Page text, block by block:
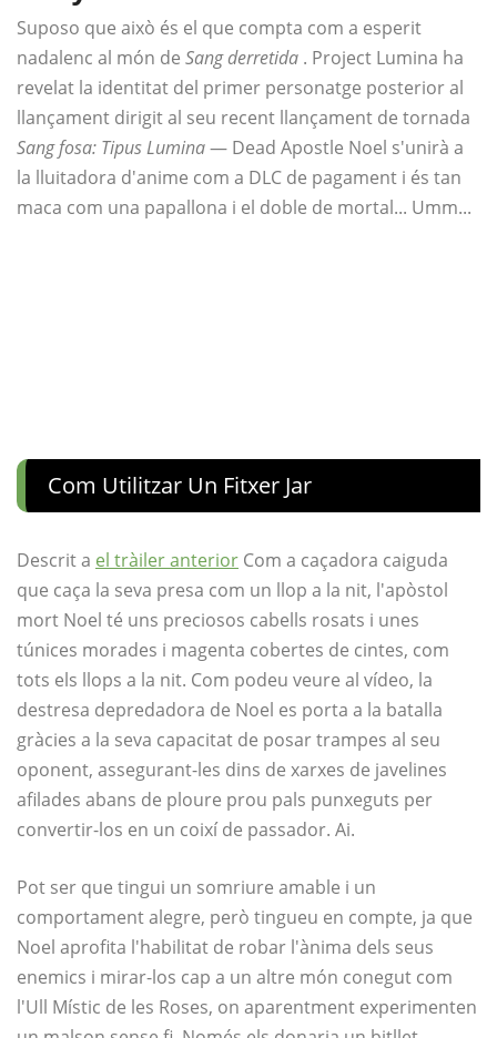
Suposo que això és el que compta com a esperit
nadalenc al món de Sang derretida . Project Lumina ha
revelat la identitat del primer personatge posterior al
llançament dirigit al seu recent llançament de tornada
Sang fosa: Tipus Lumina— Dead Apostle Noel s'unirà a
la lluitadora d'anime com a DLC de pagament i és tan
maca com una papallona i el doble de mortal... Umm...
Com Utilitzar Un Fitxer Jar
Descrit a el tràiler anterior Com a caçadora caiguda
que caça la seva presa com un llop a la nit, l'apòstol
mort Noel té uns preciosos cabells rosats i unes
túnices morades i magenta cobertes de cintes, com
tots els llops a la nit. Com podeu veure al vídeo, la
destresa depredadora de Noel es porta a la batalla
gràcies a la seva capacitat de posar trampes al seu
oponent, assegurant-les dins de xarxes de javelines
afilades abans de ploure prou pals punxeguts per
convertir-los en un coixí de passador. Ai.
Pot ser que tingui un somriure amable i un
comportament alegre, però tingueu en compte, ja que
Noel aprofita l'habilitat de robar l'ànima dels seus
enemics i mirar-los cap a un altre món conegut com
l'Ull Místic de les Roses, on aparentment experimenten